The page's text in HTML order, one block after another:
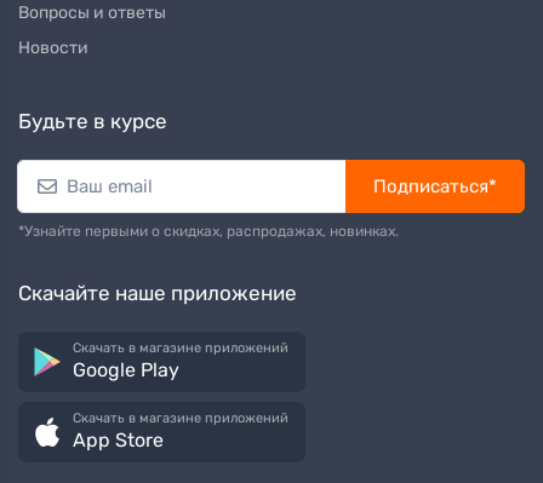
Вопросы и ответы
Новости
Будьте в курсе
Подписаться*
*Узнайте первыми о скидках, распродажах, новинках.
Скачайте наше приложение
Скачать в магазине приложений
Google Play
Скачать в магазине приложений
App Store